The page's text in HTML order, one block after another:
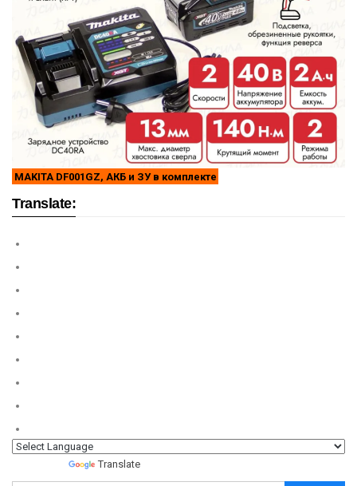
MAKITA DF001GZ, АКБ и ЗУ в комплекте
Translate:
Translate